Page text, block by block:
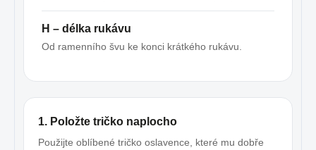
H – délka rukávu
Od ramenního švu ke konci krátkého rukávu.
1. Položte tričko naplocho
Použijte oblíbené tričko oslavence, které mu dobře